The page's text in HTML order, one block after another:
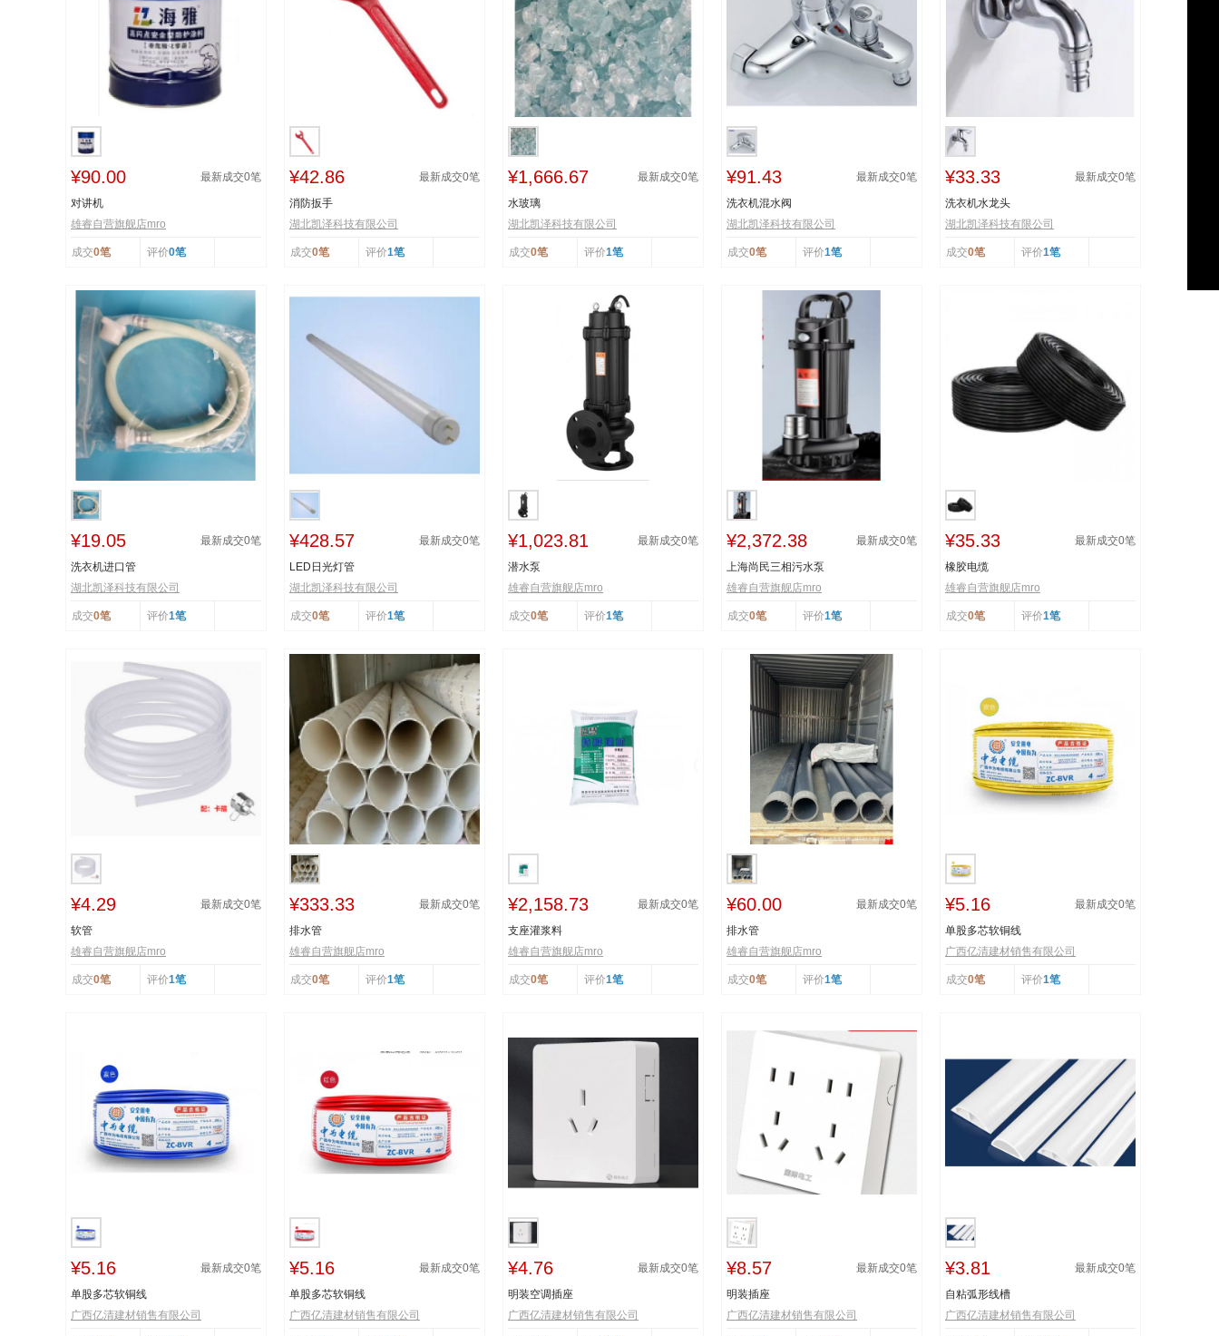
¥90.00 最新成交0笔
对讲机
雄睿自营旗舰店mro
成交0笔 评价0笔
¥42.86 最新成交0笔
消防扳手
湖北凯泽科技有限公司
成交0笔 评价1笔
¥1,666.67 最新成交0笔
水玻璃
湖北凯泽科技有限公司
成交0笔 评价1笔
¥91.43 最新成交0笔
洗衣机混水阀
湖北凯泽科技有限公司
成交0笔 评价1笔
¥33.33 最新成交0笔
洗衣机水龙头
湖北凯泽科技有限公司
成交0笔 评价1笔
¥19.05 最新成交0笔
洗衣机进口管
湖北凯泽科技有限公司
成交0笔 评价1笔
¥428.57 最新成交0笔
LED日光灯管
湖北凯泽科技有限公司
成交0笔 评价1笔
¥1,023.81 最新成交0笔
潜水泵
雄睿自营旗舰店mro
成交0笔 评价1笔
¥2,372.38 最新成交0笔
上海尚民三相污水泵
雄睿自营旗舰店mro
成交0笔 评价1笔
¥35.33 最新成交0笔
橡胶电缆
雄睿自营旗舰店mro
成交0笔 评价1笔
¥4.29 最新成交0笔
软管
雄睿自营旗舰店mro
成交0笔 评价1笔
¥333.33 最新成交0笔
排水管
雄睿自营旗舰店mro
成交0笔 评价1笔
¥2,158.73 最新成交0笔
支座灌浆料
雄睿自营旗舰店mro
成交0笔 评价1笔
¥60.00 最新成交0笔
排水管
雄睿自营旗舰店mro
成交0笔 评价1笔
¥5.16 最新成交0笔
单股多芯软铜线
广西亿清建材销售有限公司
成交0笔 评价1笔
¥5.16 最新成交0笔
单股多芯软铜线
广西亿清建材销售有限公司
¥5.16 最新成交0笔
单股多芯软铜线
广西亿清建材销售有限公司
¥4.76 最新成交0笔
明装空调插座
广西亿清建材销售有限公司
¥8.57 最新成交0笔
明装插座
广西亿清建材销售有限公司
¥3.81 最新成交0笔
自粘弧形线槽
广西亿清建材销售有限公司